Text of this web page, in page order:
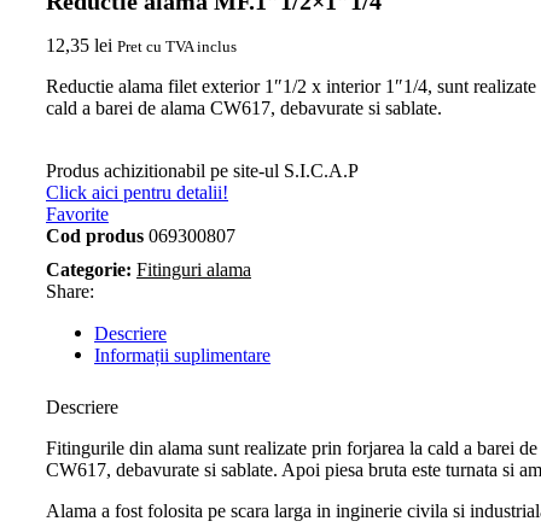
12,35 lei Pret cu TVA inclus
Reductie alama filet exterior 1″1/2 x interior 1″1/4, sunt
cald a barei de alama CW617, debavurate si sablate.
Produs achizitionabil pe site-ul S.I.C.A.P
Click aici pentru detalii!
Favorite
Cod produs 069300807
Categorie: Fitinguri alama
Share:
Descriere
Informații suplimentare
Descriere
Fitingurile din alama sunt realizate prin forjarea la cald a barei de
CW617, debavurate si sablate. Apoi piesa bruta este turnata si
Alama a fost folosita pe scara larga in inginerie civila si